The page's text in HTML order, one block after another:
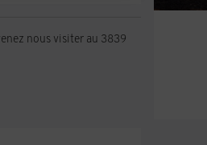
nous visiter au 3839